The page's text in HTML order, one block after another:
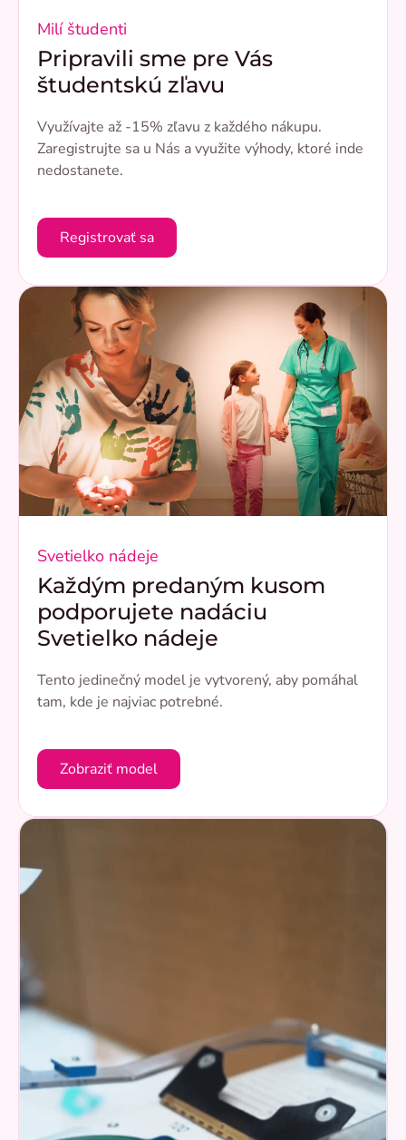
Milí študenti
Pripravili sme pre Vás
študentskú zľavu
Využívajte až -15% zľavu z každého nákupu.
Zaregistrujte sa u Nás a využite výhody, ktoré inde
nedostanete.
Registrovať sa
Svetielko nádeje
Každým predaným kusom
podporujete nadáciu
Svetielko nádeje
Tento jedinečný model je vytvorený, aby pomáhal
tam, kde je najviac potrebné.
Zobraziť model